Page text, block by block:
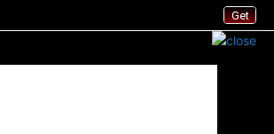
Get